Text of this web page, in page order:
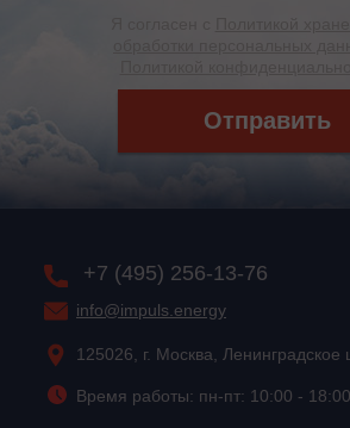
Отправить
+7 (495) 256-13-76
info@impuls.energy
125026, г. Москва, Ленинградское
Время работы: пн-пт: 10:00 - 18:00